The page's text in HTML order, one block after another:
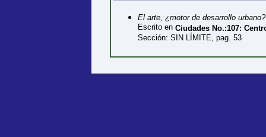
El arte, ¿motor de desarrollo urbano?
Escrito en Ciudades No.:107:
Sección: SIN LÍMITE, pag. 53